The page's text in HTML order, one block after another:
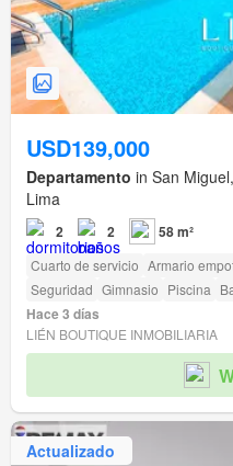
USD139,000
Departamento in San
Lima
2 2 58 m²
Cuarto de servicio Armario
Seguridad Gimnasio Piscina
Hace 3 días
LIÉN BOUTIQUE INMOBILIARIA
Actualizado